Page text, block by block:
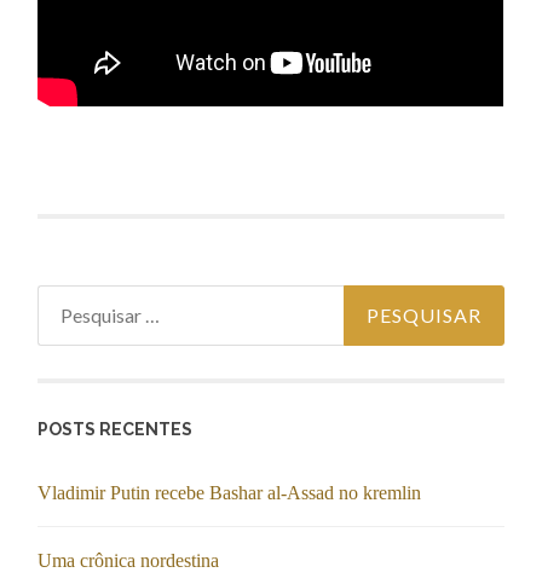
POSTS RECENTES
Vladimir Putin recebe Bashar al-Assad no kremlin
Uma crônica nordestina